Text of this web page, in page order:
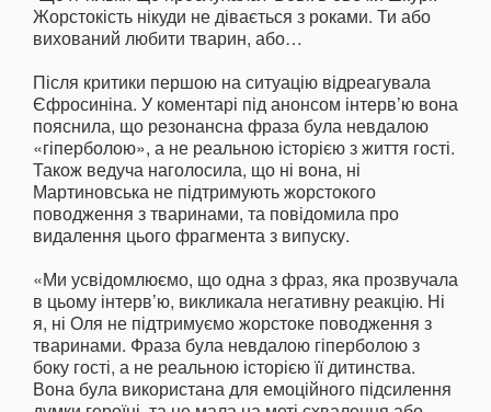
Жорстокість нікуди не дівається з роками. Ти або
вихований любити тварин, або…
Після критики першою на ситуацію відреагувала
Єфросиніна. У коментарі під анонсом інтерв’ю вона
пояснила, що резонансна фраза була невдалою
«гіперболою», а не реальною історією з життя гості.
Також ведуча наголосила, що ні вона, ні
Мартиновська не підтримують жорстокого
поводження з тваринами, та повідомила про
видалення цього фрагмента з випуску.
«Ми усвідомлюємо, що одна з фраз, яка прозвучала
в цьому інтерв’ю, викликала негативну реакцію. Ні
я, ні Оля не підтримуємо жорстоке поводження з
тваринами. Фраза була невдалою гіперболою з
боку гості, а не реальною історією її дитинства.
Вона була використана для емоційного підсилення